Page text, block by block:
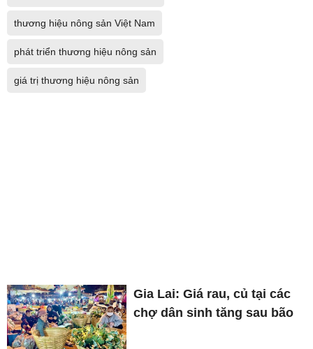
thương hiệu nông sản Việt Nam
phát triển thương hiệu nông sản
giá trị thương hiệu nông sản
Gia Lai: Giá rau, củ tại các
chợ dân sinh tăng sau bão